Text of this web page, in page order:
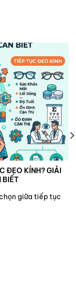
ĐEO KÍNH? GIẢI
BIẾT
giữa tiếp tục